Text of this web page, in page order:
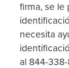
firma, se le
necesita
al 844-